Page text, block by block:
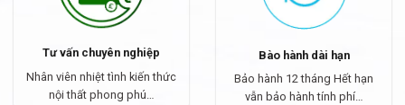
Tư vấn chuyên nghiệp
Nhân viên nhiệt tình kiến thức
nội thất phong phú…
Bào hành dài hạn
Bảo hành 12 tháng Hết hạn
vẫn bảo hành tính phí…